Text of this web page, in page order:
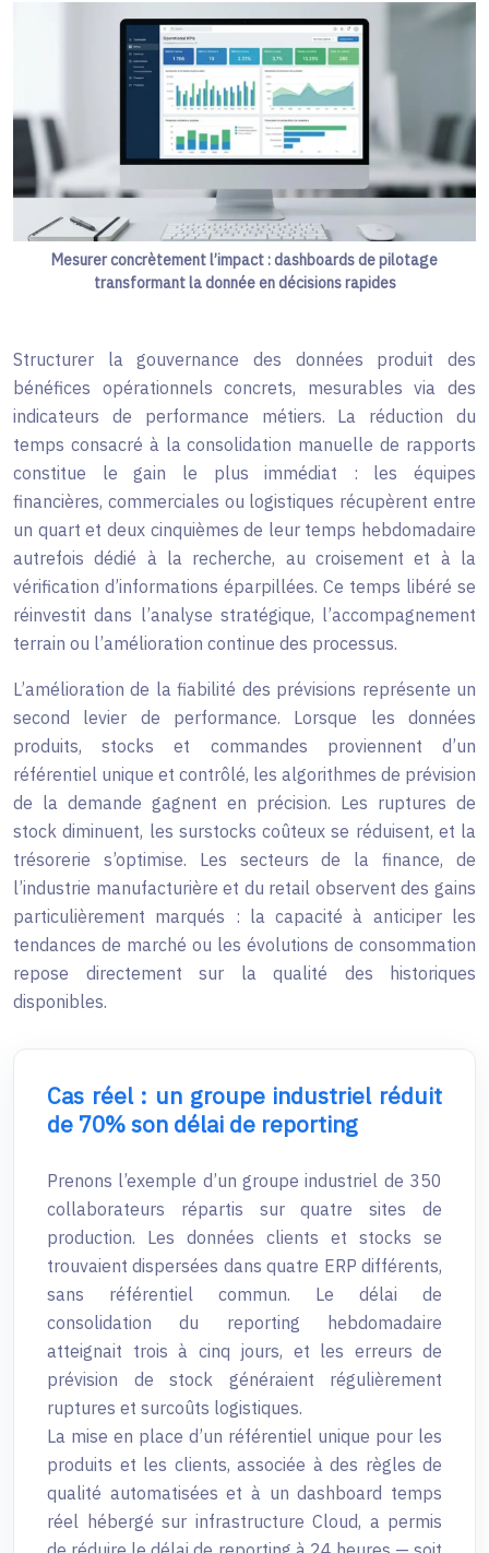
Mesurer concrètement l’impact : dashboards de pilotage
transformant la donnée en décisions rapides
Structurer la gouvernance des données produit des
bénéfices opérationnels concrets, mesurables via des
indicateurs de performance métiers. La réduction du
temps consacré à la consolidation manuelle de rapports
constitue le gain le plus immédiat : les équipes
financières, commerciales ou logistiques récupèrent entre
un quart et deux cinquièmes de leur temps hebdomadaire
autrefois dédié à la recherche, au croisement et à la
vérification d’informations éparpillées. Ce temps libéré se
réinvestit dans l’analyse stratégique, l’accompagnement
terrain ou l’amélioration continue des processus.
L’amélioration de la fiabilité des prévisions représente un
second levier de performance. Lorsque les données
produits, stocks et commandes proviennent d’un
référentiel unique et contrôlé, les algorithmes de prévision
de la demande gagnent en précision. Les ruptures de
stock diminuent, les surstocks coûteux se réduisent, et la
trésorerie s’optimise. Les secteurs de la finance, de
l’industrie manufacturière et du retail observent des gains
particulièrement marqués : la capacité à anticiper les
tendances de marché ou les évolutions de consommation
repose directement sur la qualité des historiques
disponibles.
Cas réel : un groupe industriel réduit
de 70% son délai de reporting
Prenons l’exemple d’un groupe industriel de 350
collaborateurs répartis sur quatre sites de
production. Les données clients et stocks se
trouvaient dispersées dans quatre ERP différents,
sans référentiel commun. Le délai de
consolidation du reporting hebdomadaire
atteignait trois à cinq jours, et les erreurs de
prévision de stock généraient régulièrement
ruptures et surcoûts logistiques.
La mise en place d’un référentiel unique pour les
produits et les clients, associée à des règles de
qualité automatisées et à un dashboard temps
réel hébergé sur infrastructure Cloud, a permis